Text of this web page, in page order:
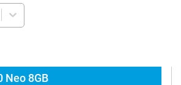
Neo 8GB